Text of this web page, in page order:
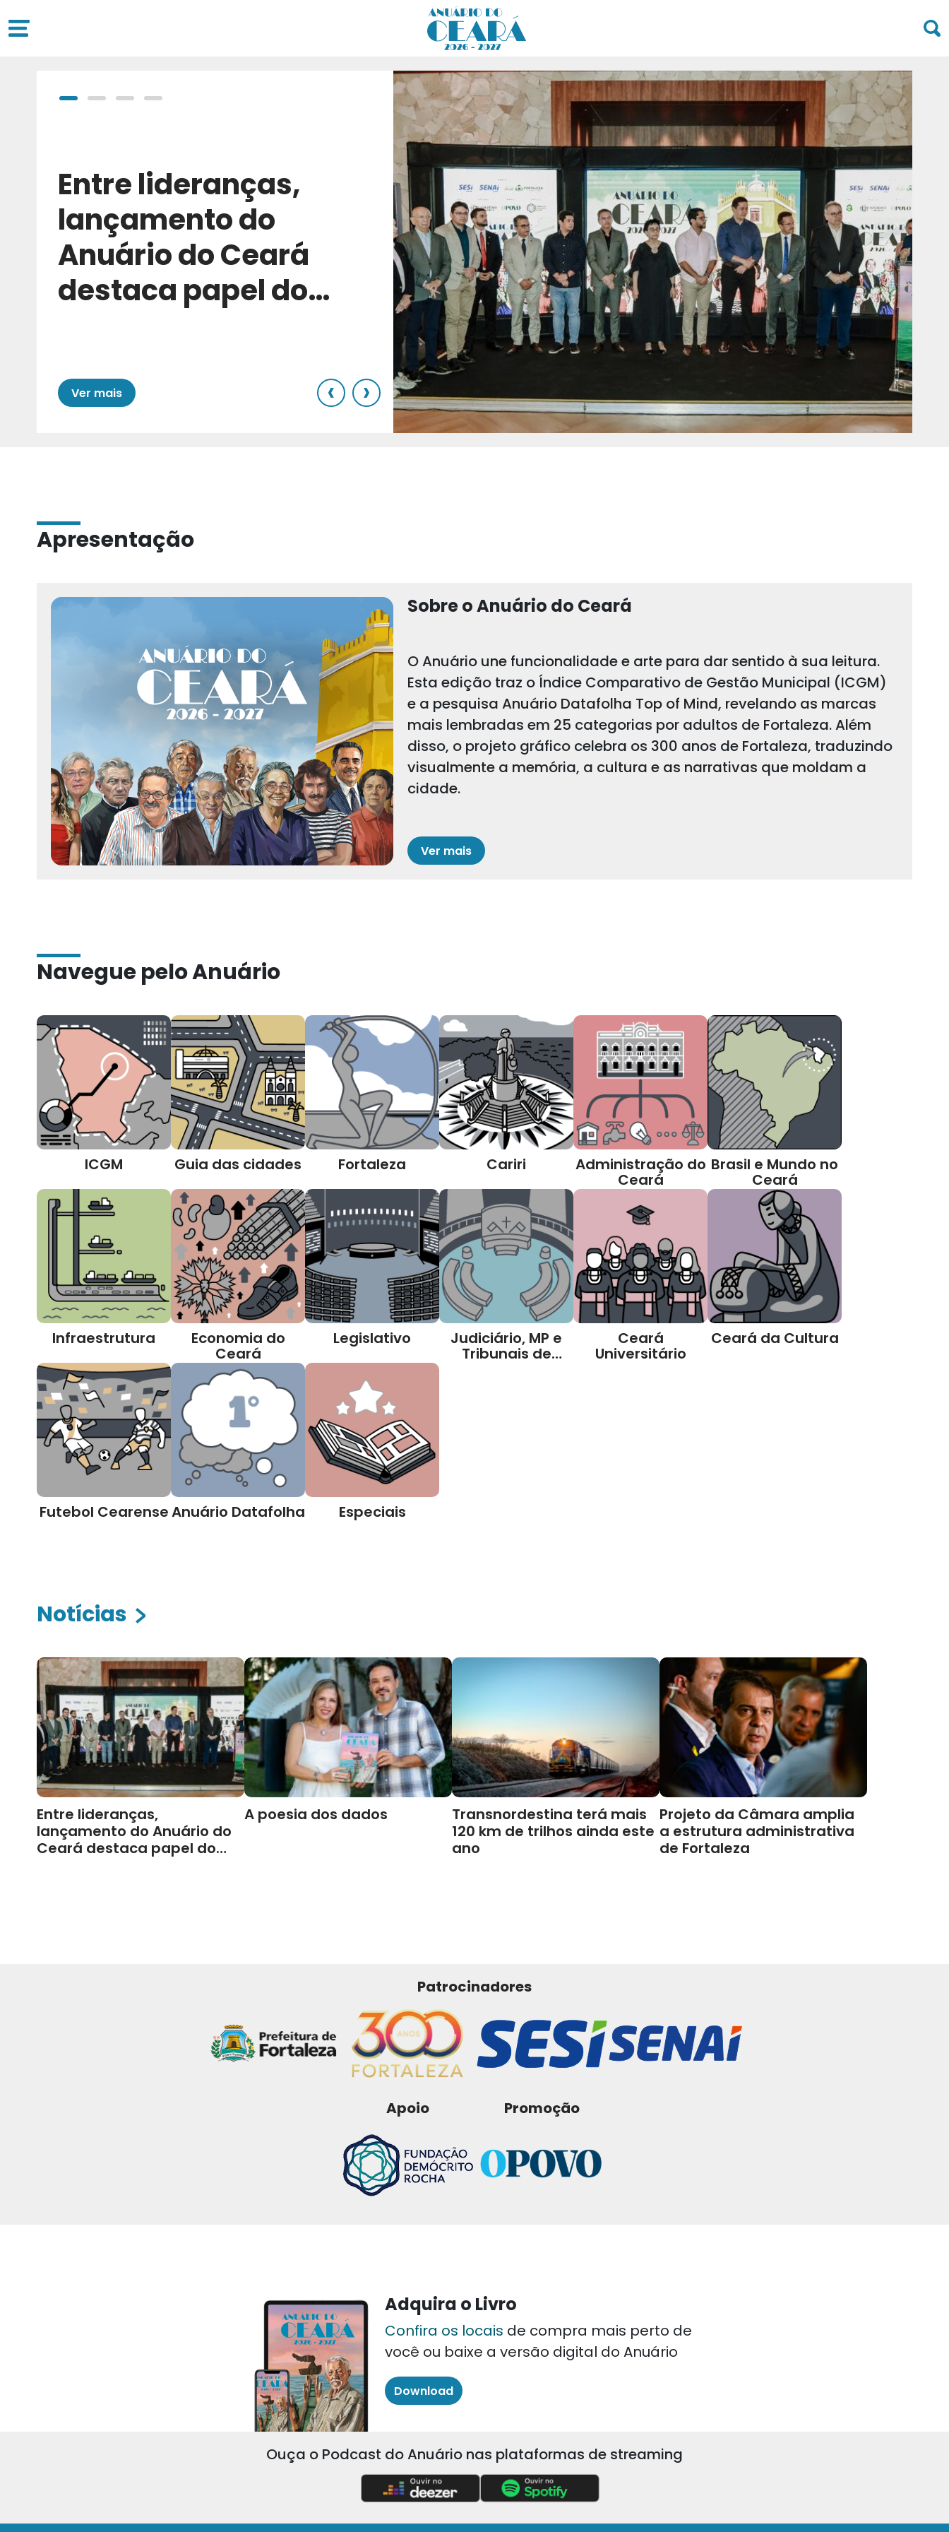
Entre lideranças,
lançamento do
Anuário do Ceará
destaca papel do
Ver mais ‹ ›
Apresentação
Sobre o Anuário do Ceará
O Anuário une funcionalidade e arte para dar sentido à sua leitura.
Esta edição traz o Índice Comparativo de Gestão Municipal (ICGM)
e a pesquisa Anuário Datafolha Top of Mind, revelando as marcas
mais lembradas em 25 categorias por adultos de Fortaleza. Além
disso, o projeto gráfico celebra os 300 anos de Fortaleza, traduzindo
visualmente a memória, a cultura e as narrativas que moldam a
cidade.
Ver mais
Navegue pelo Anuário
ICGM Guia das cidades Fortaleza Cariri Administração do
Ceará
Brasil e Mundo no
Ceará
Infraestrutura Economia do
Ceará
Legislativo Judiciário, MP e
Tribunais de
Ceará
Universitário
Ceará da Cultura
Futebol CearenseAnuário Datafolha Especiais
Notícias
Entre lideranças,
lançamento do Anuário do
Ceará destaca papel do
A poesia dos dados
Transnordestina terá mais
120 km de trilhos ainda este
ano
Projeto da Câmara amplia
a estrutura administrativa
de Fortaleza
Patrocinadores
Apoio Promoção
Adquira o Livro
Confira os locais de compra mais perto de
você ou baixe a versão digital do Anuário
Download
Ouça o Podcast do Anuário nas plataformas de streaming